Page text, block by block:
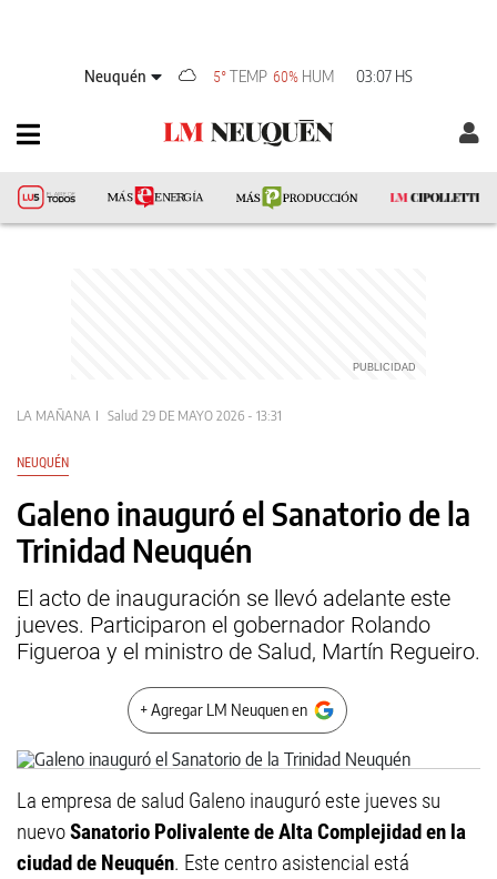
Neuquén 5°TEMP 60% HUM 03:07 HS
LA MAÑANA Salud 29 DE MAYO 2026 - 13:31
NEUQUÉN
Galeno inauguró el Sanatorio de la
Trinidad Neuquén
El acto de inauguración se llevó adelante este
jueves. Participaron el gobernador Rolando
Figueroa y el ministro de Salud, Martín Regueiro.
+ Agregar LM Neuquen en
La empresa de salud Galeno inauguró este jueves su
nuevoSanatorio Polivalente de Alta Complejidad en la
ciudad de Neuquén. Este centro asistencial está